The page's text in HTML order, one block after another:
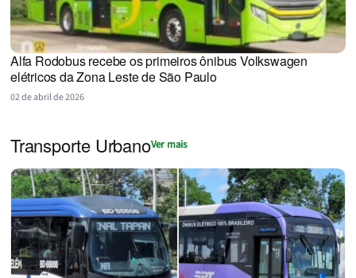
Alfa Rodobus recebe os primeiros ônibus Volkswagen
elétricos da Zona Leste de São Paulo
02 de abril de 2026
Transporte UrbanoVer mais